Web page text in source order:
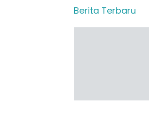
Berita Terbaru